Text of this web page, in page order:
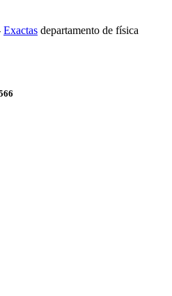
Exactas departamento de física